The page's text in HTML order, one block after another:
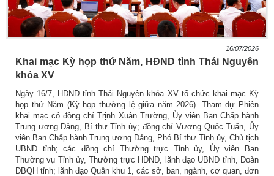
16/07/2026
Khai mạc Kỳ họp thứ Năm, HĐND tỉnh Thái Nguyên
khóa XV
Ngày 16/7, HĐND tỉnh Thái Nguyên khóa XV tổ chức khai mạc Kỳ
họp thứ Năm (Kỳ họp thường lệ giữa năm 2026). Tham dự Phiên
khai mạc có đồng chí Trịnh Xuân Trường, Ủy viên Ban Chấp hành
Trung ương Đảng, Bí thư Tỉnh ủy; đồng chí Vương Quốc Tuấn, Ủy
viên Ban Chấp hành Trung ương Đảng, Phó Bí thư Tỉnh ủy, Chủ tịch
UBND tỉnh; các đồng chí Thường trực Tỉnh ủy, Ủy viên Ban
Thường vụ Tỉnh ủy, Thường trực HĐND, lãnh đạo UBND tỉnh, Đoàn
ĐBQH tỉnh; lãnh đạo Quân khu 1, các sở, ban, ngành, cơ quan, đơn